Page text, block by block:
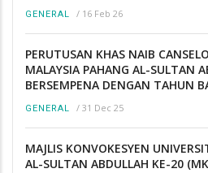
GENERAL / 16 Feb 26
PERUTUSAN KHAS NAIB
MALAYSIA PAHANG AL-SULTAN
BERSEMPENA DENGAN TAHUN
GENERAL / 31 Dec 25
MAJLIS KONVOKESYEN
AL-SULTAN ABDULLAH KE-20